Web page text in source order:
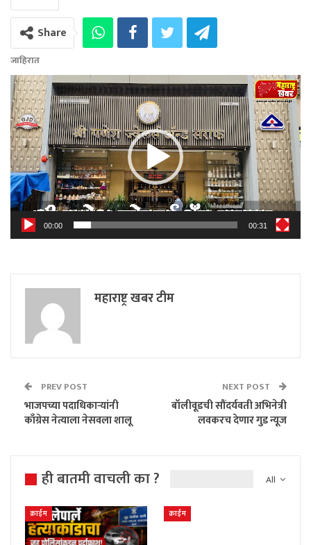
Share
जाहिरात
Video
Player
00:00 00:31
महाराष्ट्र खबर टीम
PREV POST
भाजपच्या पदाधिकाऱ्यांनी
काँग्रेस नेत्याला नेसवला शालू
NEXT POST
बॉलीवूडची सौंदर्यवती अभिनेत्री
लवकरच देणार गुड न्यूज
All
ही बातमी वाचली का ?
क्राईम क्राईम